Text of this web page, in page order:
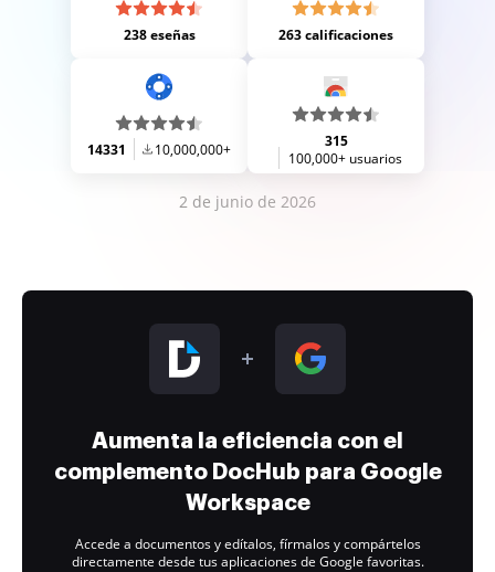
238 eseñas 263 calificaciones
14331 10,000,000+
315
100,000+ usuarios
2 de junio de 2026
Aumenta la eficiencia con el
complemento DocHub para Google
Workspace
Accede a documentos y edítalos, fírmalos y compártelos
directamente desde tus aplicaciones de Google favoritas.